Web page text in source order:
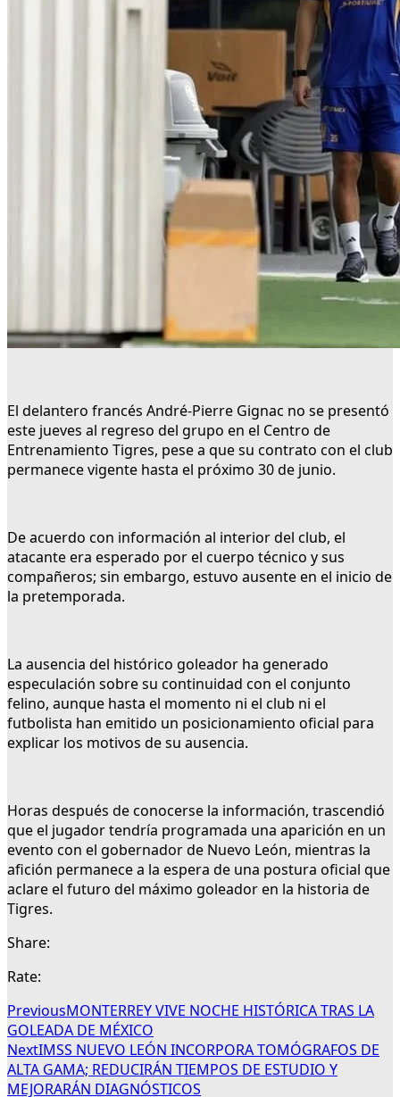
El delantero francés André-Pierre Gignac no se presentó
este jueves al regreso del grupo en el Centro de
Entrenamiento Tigres, pese a que su contrato con el club
permanece vigente hasta el próximo 30 de junio.
De acuerdo con información al interior del club, el
atacante era esperado por el cuerpo técnico y sus
compañeros; sin embargo, estuvo ausente en el inicio de
la pretemporada.
La ausencia del histórico goleador ha generado
especulación sobre su continuidad con el conjunto
felino, aunque hasta el momento ni el club ni el
futbolista han emitido un posicionamiento oficial para
explicar los motivos de su ausencia.
Horas después de conocerse la información, trascendió
que el jugador tendría programada una aparición en un
evento con el gobernador de Nuevo León, mientras la
afición permanece a la espera de una postura oficial que
aclare el futuro del máximo goleador en la historia de
Tigres.
Share:
Rate:
PreviousMONTERREY VIVE NOCHE HISTÓRICA TRAS LA
GOLEADA DE MÉXICO
NextIMSS NUEVO LEÓN INCORPORA TOMÓGRAFOS DE
ALTA GAMA; REDUCIRÁN TIEMPOS DE ESTUDIO Y
MEJORARÁN DIAGNÓSTICOS